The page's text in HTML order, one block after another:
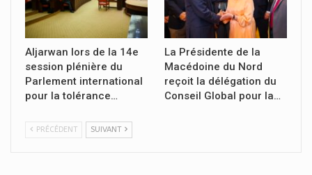
Aljarwan lors de la 14e
session plénière du
Parlement international
pour la tolérance…
La Présidente de la
Macédoine du Nord
reçoit la délégation du
Conseil Global pour la…
PRÉCÉDENT SUIVANT